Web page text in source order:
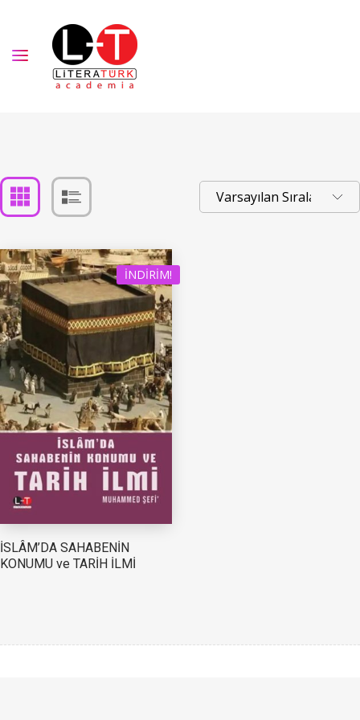
İNDIRIM!
İSLÂM’DA SAHABENİN
KONUMU ve TARİH İLMİ